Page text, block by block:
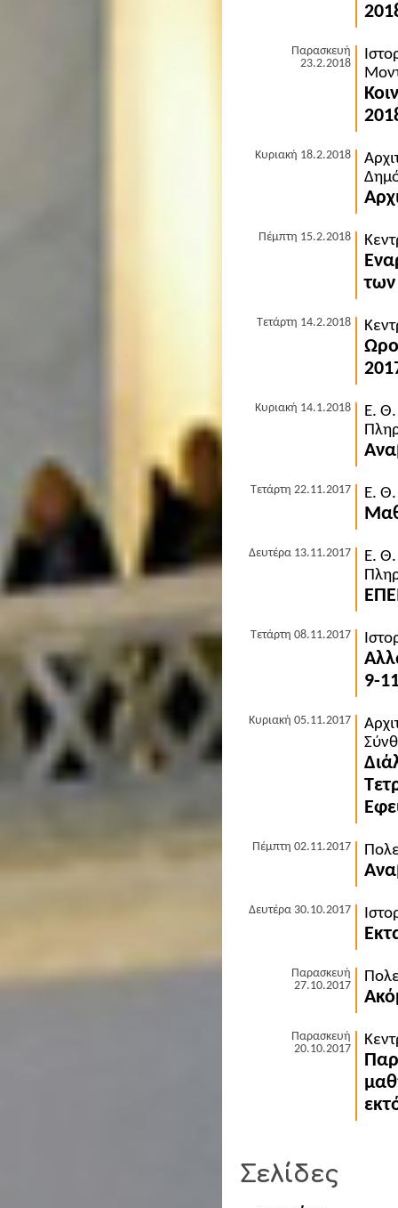
Παρασκευή
23.2.2018
Κυριακή 18.2.2018
Πέμπτη 15.2.2018
των
Τετάρτη 14.2.2018
Κυριακή 14.1.2018
Ε. Θ.
Τετάρτη 22.11.2017 Ε. Θ.
Δευτέρα 13.11.2017
Ε. Θ.
Τετάρτη 08.11.2017
9-
Κυριακή 05.11.2017
Πέμπτη 02.11.2017
Δευτέρα 30.10.2017
Παρασκευή
27.10.2017
Παρασκευή
20.10.2017
Σελίδες